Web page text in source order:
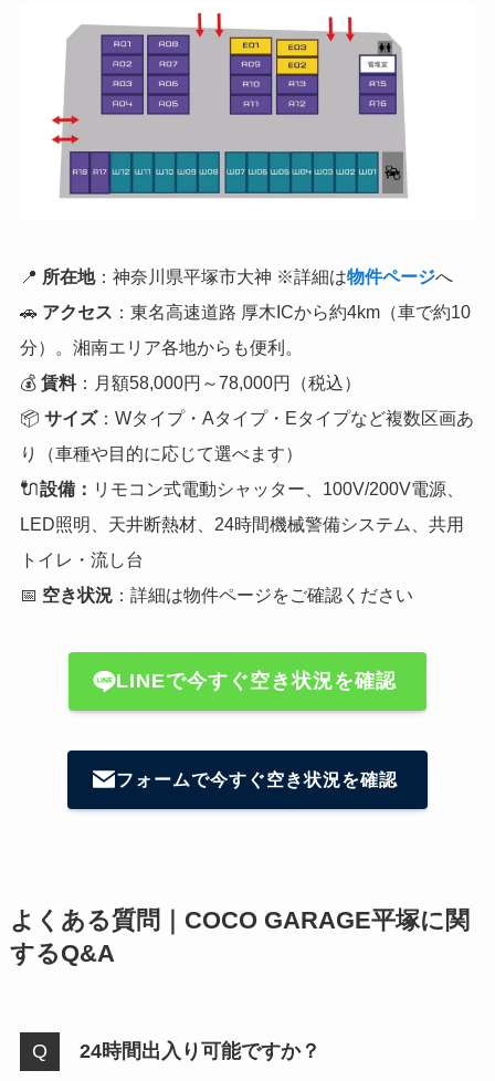
📍 所在地：神奈川県平塚市大神 ※詳細は物件ページへ
🚗 アクセス ：東名高速道路 厚木ICから約4km（車で約10
分）。湘南エリア各地からも便利。
💰 賃料：月額58,000円～78,000円（税込）
📦 サイズ：Wタイプ・Aタイプ・Eタイプなど複数区画あ
り（車種や目的に応じて選べます）
🔌設備： リモコン式電動シャッター、100V/200V電源、
LED照明、天井断熱材、24時間機械警備システム、共用
トイレ・流し台
📅 空き状況：詳細は物件ページをご確認ください
LINEで今すぐ空き状況を確認
フォームで今すぐ空き状況を確認
よくある質問｜COCO GARAGE平塚に関
するQ&A
24時間出入り可能ですか？